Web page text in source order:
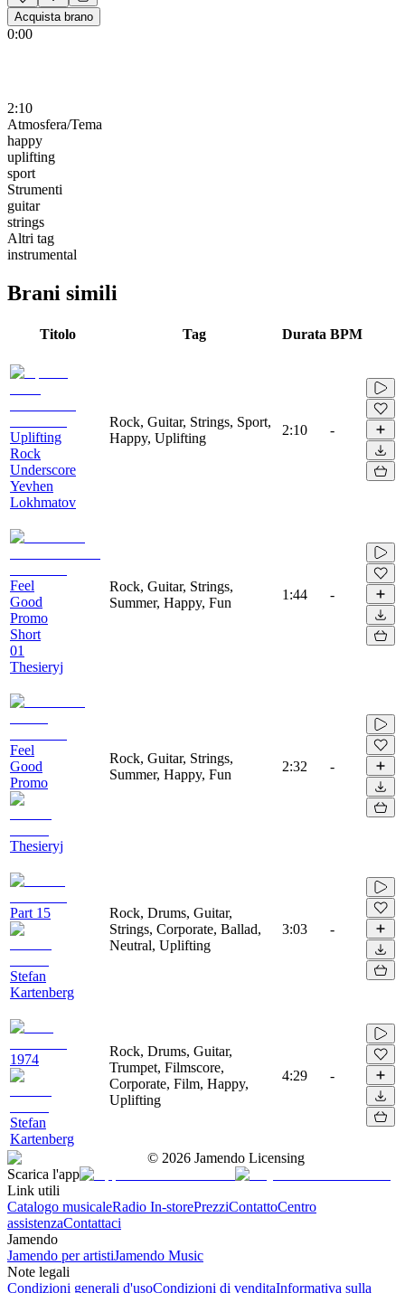
Acquista brano
0:00
2:10
Atmosfera/Tema
happy
uplifting
sport
Strumenti
guitar
strings
Altri tag
instrumental
Brani simili
Titolo Tag Durata BPM
Uplifting
Rock
Underscore
Yevhen
Lokhmatov
Rock, Guitar, Strings, Sport,
Happy, Uplifting
2:10 -
Feel
Good
Promo
Short
01
Thesieryj
Rock, Guitar, Strings,
Summer, Happy, Fun
1:44 -
Feel
Good
Promo
Thesieryj
Rock, Guitar, Strings,
Summer, Happy, Fun
2:32 -
Part 15
Stefan
Kartenberg
Rock, Drums, Guitar,
Strings, Corporate, Ballad,
Neutral, Uplifting
3:03 -
1974
Stefan
Kartenberg
Rock, Drums, Guitar,
Trumpet, Filmscore,
Corporate, Film, Happy,
Uplifting
4:29 -
© 2026 Jamendo Licensing
Scarica l'app
Link utili
Catalogo musicaleRadio In-storePrezziContattoCentro
assistenzaContattaci
Jamendo
Jamendo per artistiJamendo Music
Note legali
Condizioni generali d'usoCondizioni di venditaInformativa sulla